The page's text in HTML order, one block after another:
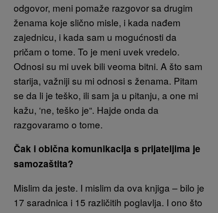
odgovor, meni pomaže razgovor sa drugim
ženama koje slično misle, i kada nađem
zajednicu, i kada sam u mogućnosti da
pričam o tome. To je meni uvek vredelo.
Odnosi su mi uvek bili veoma bitni. A što sam
starija, važniji su mi odnosi s ženama. Pitam
se da li je teško, ili sam ja u pitanju, a one mi
kažu, ‘ne, teško je“. Hajde onda da
razgovaramo o tome.
Čak i obična komunikacija s prijateljima je
samozaštita?
Mislim da jeste. I mislim da ova knjiga – bilo je
17 saradnica i 15 različitih poglavlja. I ono što